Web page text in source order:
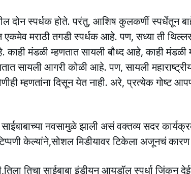
दोन स्पर्धक होते. परंतु, आशिष कुलकर्णी स्पर्धेतून
मराठी तगडी स्पर्धक आहे. पण, सध्या ती
काही मंडळी म्हणतात सायली बौध्द आहे, काही मंडळी
सायली आगरी कोळी आहे. पण, सायली
म्हणतांना दिसून येत नाही. अरे, प्रत्येक गोष्ट
नवसामुळे झाली असं वक्तव्य सदर
केल्यांने,सोशल मिडीयावर टिकेला अजूनचं कारण
तिचा साईबाबा इंडीयन आयडॉल स्पर्धा जिंकून